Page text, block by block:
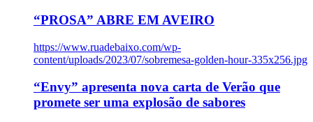
“PROSA” ABRE EM AVEIRO
https://www.ruadebaixo.com/wp-
content/uploads/2023/07/sobremesa-golden-hour-335x256.jpg
“Envy” apresenta nova carta de Verão que
promete ser uma explosão de sabores